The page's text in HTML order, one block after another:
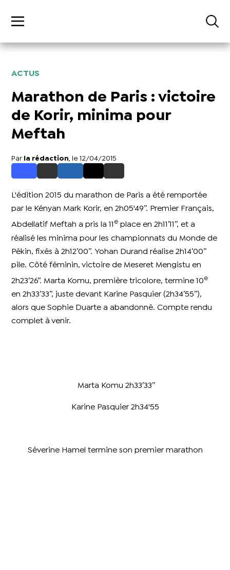
ACTUS
Marathon de Paris : victoire
de Korir, minima pour
Meftah
Par la rédaction , le 12/04/2015
L'édition 2015 du marathon de Paris a été remportée
par le Kényan Mark Korir, en 2h05'49’’. Premier Français,
Abdellatif Meftah a pris la 11 e place en 2h11’11’’, et a
réalisé les minima pour les championnats du Monde de
Pékin, fixés à 2h12’00’’. Yohan Durand réalise 2h14’00’’
pile. Côté féminin, victoire de Meseret Mengistu en
2h23’26’’. Marta Komu, première tricolore, termine 10e
en 2h33’33’’, juste devant Karine Pasquier (2h34’55’’),
alors que Sophie Duarte a abandonné. Compte rendu
complet à venir.
Marta Komu 2h33’33’’
Karine Pasquier 2h34'55
Séverine Hamel termine son premier marathon